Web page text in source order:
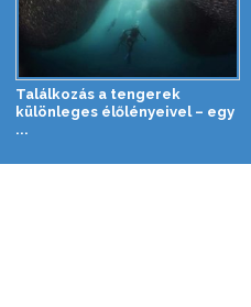
Találkozás a tengerek
különleges élőlényeivel – egy
...